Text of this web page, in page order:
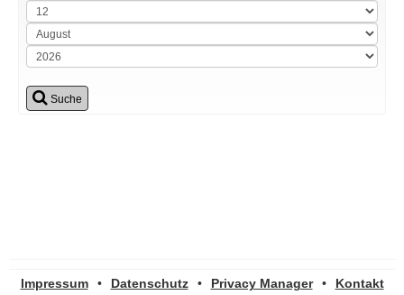
Suche
Impressum • Datenschutz • Privacy Manager • Kontakt